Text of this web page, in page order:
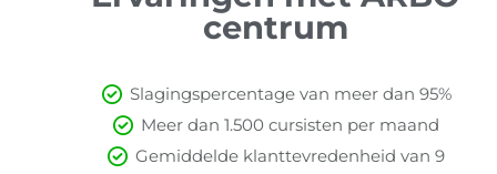
centrum
Slagingspercentage van meer dan 95%
Meer dan 1.500 cursisten per maand
Gemiddelde klanttevredenheid van 9